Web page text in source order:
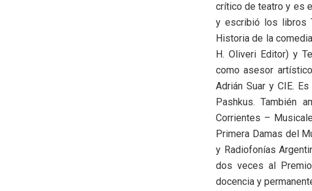
crítico de teatro y es
y escribió los libros
Historia de la
H. Oliveri Editor) y
como asesor
Adrián Suar y CIE.
Pashkus. También
Corrientes –
Primera Damas del
y Radiofonías
dos veces al
docencia y